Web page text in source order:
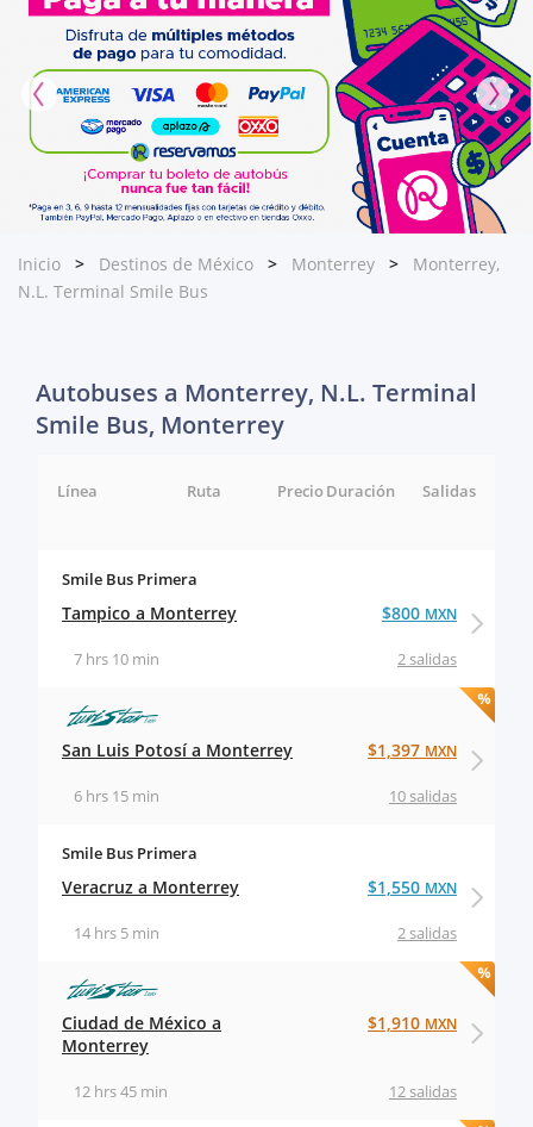
Inicio Destinos de México Monterrey
Monterrey,
N.L. Terminal Smile Bus
Autobuses a Monterrey, N.L. Terminal
Smile Bus, Monterrey
Línea Ruta Salidas
Duración
Precio
Smile Bus Primera
Tampico a Monterrey
2 salidas
7 hrs 10 min
$800 MXN
San Luis Potosí a Monterrey
10 salidas
6 hrs 15 min
$1,397 MXN
Smile Bus Primera
Veracruz a Monterrey
2 salidas
14 hrs 5 min
$1,550 MXN
Ciudad de México a
Monterrey
12 salidas
12 hrs 45 min
$1,910 MXN